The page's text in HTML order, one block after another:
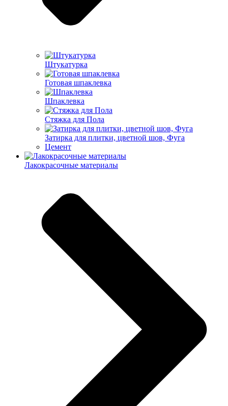
Штукатурка
Готовая шпаклевка
Шпаклевка
Стяжка для Пола
Затирка для плитки, цветной шов, Фуга
Цемент
Лакокрасочные материалы